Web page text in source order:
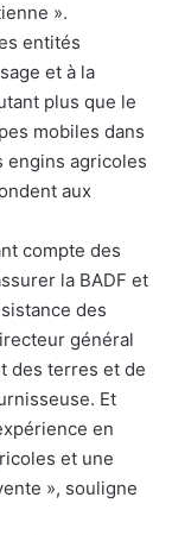
».
entités
et à la
plus que le
mobiles dans
engins agricoles
aux
compte des
la BADF et
des
général
des terres et de
Et
en
et une
», souligne